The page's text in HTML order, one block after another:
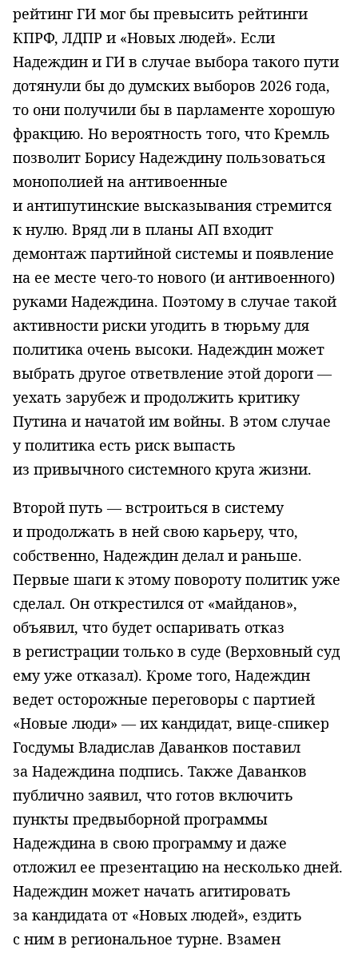
рейтинг ГИ мог бы превысить рейтинги
КПРФ, ЛДПР и «Новых людей». Если
Надеждин и ГИ в случае выбора такого пути
дотянули бы до думских выборов 2026 года,
то они получили бы в парламенте хорошую
фракцию. Но вероятность того, что Кремль
позволит Борису Надеждину пользоваться
монополией на антивоенные
и антипутинские высказывания стремится
к нулю. Вряд ли в планы АП входит
демонтаж партийной системы и появление
на ее месте чего-то нового (и антивоенного)
руками Надеждина. Поэтому в случае такой
активности риски угодить в тюрьму для
политика очень высоки. Надеждин может
выбрать другое ответвление этой дороги —
уехать зарубеж и продолжить критику
Путина и начатой им войны. В этом случае
у политика есть риск выпасть
из привычного системного круга жизни.
Второй путь — встроиться в систему
и продолжать в ней свою карьеру, что,
собственно, Надеждин делал и раньше.
Первые шаги к этому повороту политик уже
сделал. Он открестился от «майданов»,
объявил, что будет оспаривать отказ
в регистрации только в суде (Верховный суд
ему уже отказал). Кроме того, Надеждин
ведет осторожные переговоры с партией
«Новые люди» — их кандидат, вице-спикер
Госдумы Владислав Даванков поставил
за Надеждина подпись. Также Даванков
публично заявил, что готов включить
пункты предвыборной программы
Надеждина в свою программу и даже
отложил ее презентацию на несколько дней.
Надеждин может начать агитировать
за кандидата от «Новых людей», ездить
с ним в региональное турне. Взамен